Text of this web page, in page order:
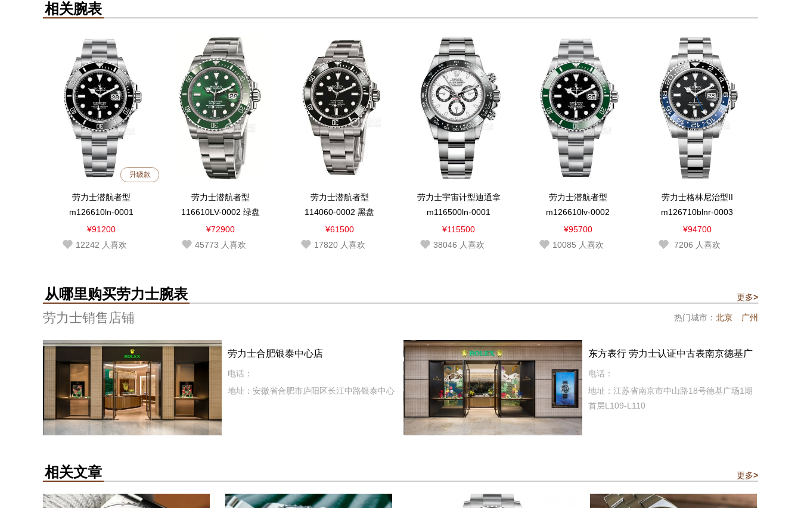
相关腕表
劳力士潜航者型
m126610ln-0001
¥91200
12242 人喜欢
升级款
劳力士潜航者型
116610LV-0002 绿盘
¥72900
45773 人喜欢
劳力士潜航者型
114060-0002 黑盘
¥61500
17820人喜欢
劳力士宇宙计型迪通拿
m116500ln-0001
¥115500
38046 人喜欢
劳力士潜航者型
m126610lv-0002
¥95700
10085 人喜欢
劳力士格林尼治型II
m126710blnr-0003
¥94700
7206 人喜欢
从哪里购买劳力士腕表 更多>
劳力士销售店铺 热门城市： 北京 广州
劳力士合肥银泰中心店
电话：
地址：安徽省合肥市庐阳区长江中路银泰中心
东方表行 劳力士认证中古表南京德基广
场
电话：
地址：江苏省南京市中山路18号德基广场1期
首层L109-L110
相关文章 更多>